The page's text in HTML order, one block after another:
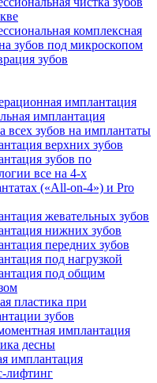
комплексная
зубов под микроскопом
зубов
имплантация
имплантация
всех зубов на имплантаты
верхних зубов
зубов по
все на 4-х
(«All-on-4») и Pro
жевательных зубов
нижних зубов
передних зубов
под нагрузкой
под общим
пластика при
зубов
имплантация
десны
имплантация
лифтинг